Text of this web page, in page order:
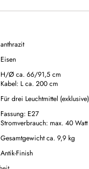
anthrazit
Eisen
H/Ø ca. 66/91,5 cm
Kabel: L ca. 200 cm
Für drei Leuchtmittel (exklusive)
Fassung: E27
Stromverbrauch: max. 40 Watt
Gesamtgewicht ca. 9,9 kg
Antik-Finish